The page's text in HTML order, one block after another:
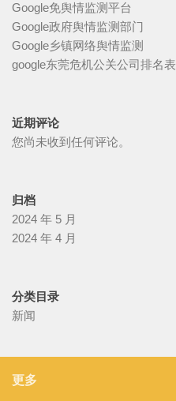
Google免舆情监测平台
Google政府舆情监测部门
Google乡镇网络舆情监测
google东莞危机公关公司排名表
近期评论
您尚未收到任何评论。
归档
2024 年 5 月
2024 年 4 月
分类目录
新闻
更多